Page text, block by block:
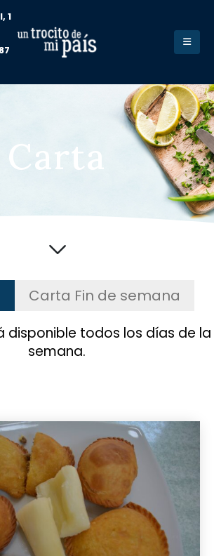
1
Carta
Carta Fin de semana
disponible todos los días de la
semana.